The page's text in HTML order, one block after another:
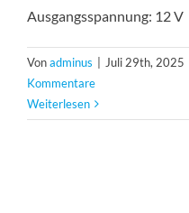
Ausgangsspannung: 12 V
Vonadminus | Juli 29th, 2025
Kommentare
Weiterlesen